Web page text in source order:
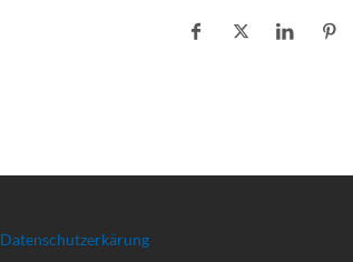
Datenschutzerkärung